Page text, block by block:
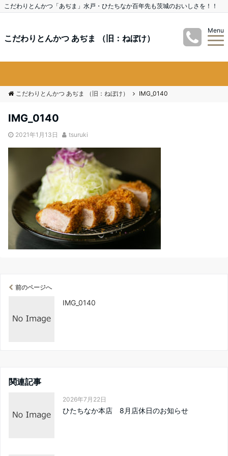
こだわりとんかつ「あぢま」水戸・ひたちなか百年先も茨城のおいしさを！！
こだわりとんかつ あぢま （旧：ねぼけ）
Menu
こだわりとんかつ あぢま （旧：ねぼけ） IMG_0140
IMG_0140
2021年1月13日 tsuruki
前のページへ
IMG_0140
関連記事
2026年7月22日
ひたちなか本店 8月店休日のお知らせ